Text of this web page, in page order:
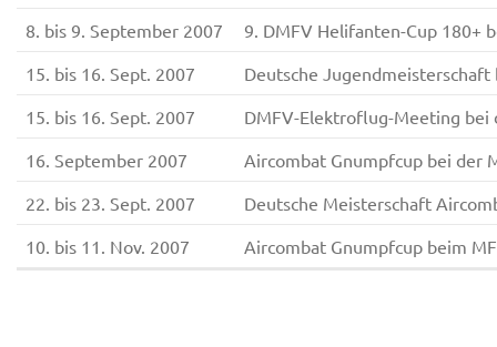
8. bis 9. September 2007
9. DMFV Helifanten-Cup 180+
15. bis 16. Sept. 2007
Deutsche
15. bis 16. Sept. 2007
DMFV-Elektroflug-Meeting bei
16. September 2007
Aircombat Gnumpfcup bei der
22. bis 23. Sept. 2007
Deutsche Meisterschaft
10. bis 11. Nov. 2007
Aircombat Gnumpfcup beim